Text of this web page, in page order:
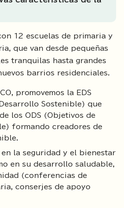
12 escuelas de primaria y
que van desde pequeñas
tranquilas hasta grandes
barrios residenciales.
promovemos la EDS
Sostenible) que
los ODS (Objetivos de
formando creadores de
en la seguridad y el bienestar
en su desarrollo saludable,
(conferencias de
conserjes de apoyo